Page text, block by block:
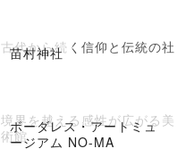
苗村神社
古代から続く信仰と伝統の社
ボーダレス・アートミュ
ージアム NO-MA
境界を越える感性が広がる美
術館